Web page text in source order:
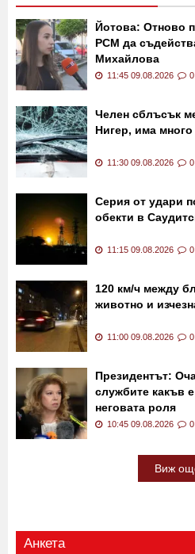
Йотова: Отново
РСМ да
Михайлова
11:45 09.08.2026 0
Челен сблъсък
Нигер, има много
11:30 09.08.2026 0
Серия от удари
обекти в
11:15 09.08.2026 0
120 км/ч между
животно и
11:00 09.08.2026 0
Президентът:
службите какъв
неговата роля
10:45 09.08.2026 0
Виж
Анкета